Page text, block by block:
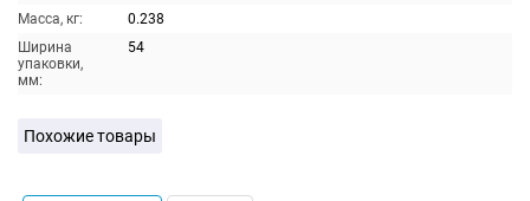
Масса, кг:
0.238
Ширина
упаковки,
мм:
54
Похожие товары